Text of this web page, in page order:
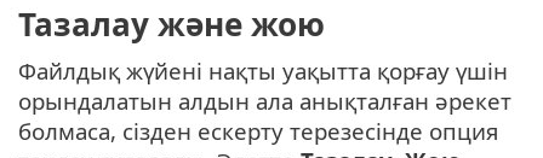
Тазалау және жою
Файлдық жүйені нақты уақытта қорғау үшін
орындалатын алдын ала анықталған әрекет
болмаса, сізден ескерту терезесінде опция